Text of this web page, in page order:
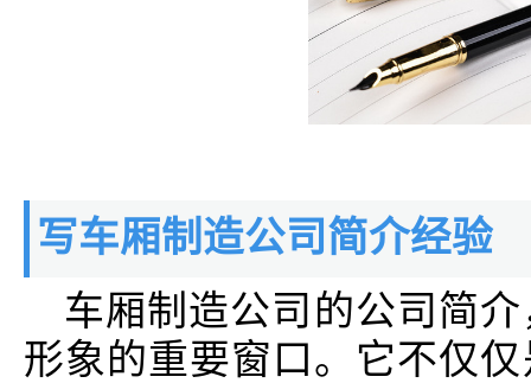
写车厢制造公司简介经验
车厢制造公司的公司简
形象的重要窗口。它不仅